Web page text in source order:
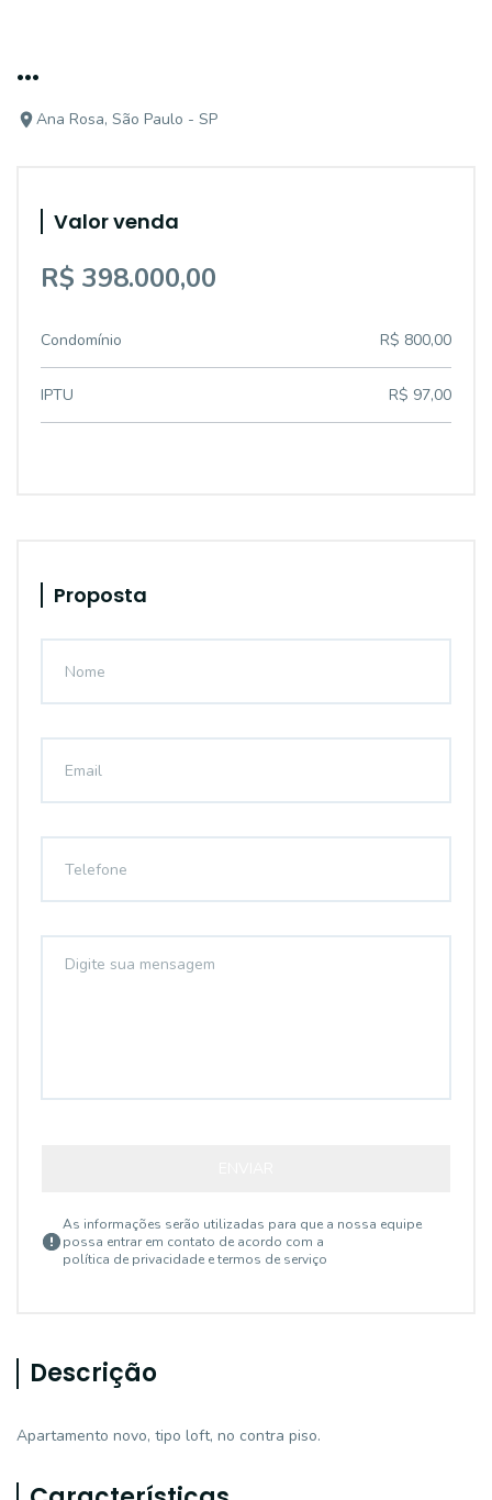
...
Ana Rosa, São Paulo - SP
Valor venda
R$ 398.000,00
Condomínio R$ 800,00
IPTU R$ 97,00
Proposta
As informações serão utilizadas para que a nossa equipe
possa entrar em contato de acordo com a
política de privacidade e termos de serviço
Descrição
Apartamento novo, tipo loft, no contra piso.